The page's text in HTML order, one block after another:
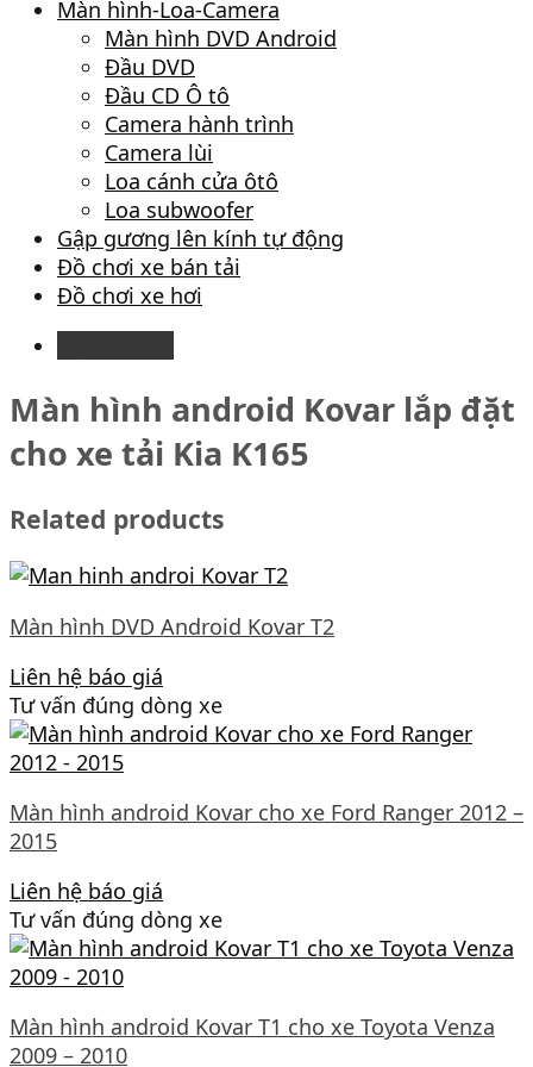
Màn hình-Loa-Camera
Màn hình DVD Android
Đầu DVD
Đầu CD Ô tô
Camera hành trình
Camera lùi
Loa cánh cửa ôtô
Loa subwoofer
Gập gương lên kính tự động
Đồ chơi xe bán tải
Đồ chơi xe hơi
Màn hình android Kovar lắp đặt
cho xe tải Kia K165
Related products
Màn hình DVD Android Kovar T2
Liên hệ báo giá
Tư vấn đúng dòng xe
Màn hình android Kovar cho xe Ford Ranger 2012 –
2015
Liên hệ báo giá
Tư vấn đúng dòng xe
Màn hình android Kovar T1 cho xe Toyota Venza
2009 – 2010